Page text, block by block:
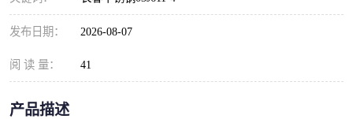
发布日期： 2026-08-07
阅 读 量： 41
产品描述